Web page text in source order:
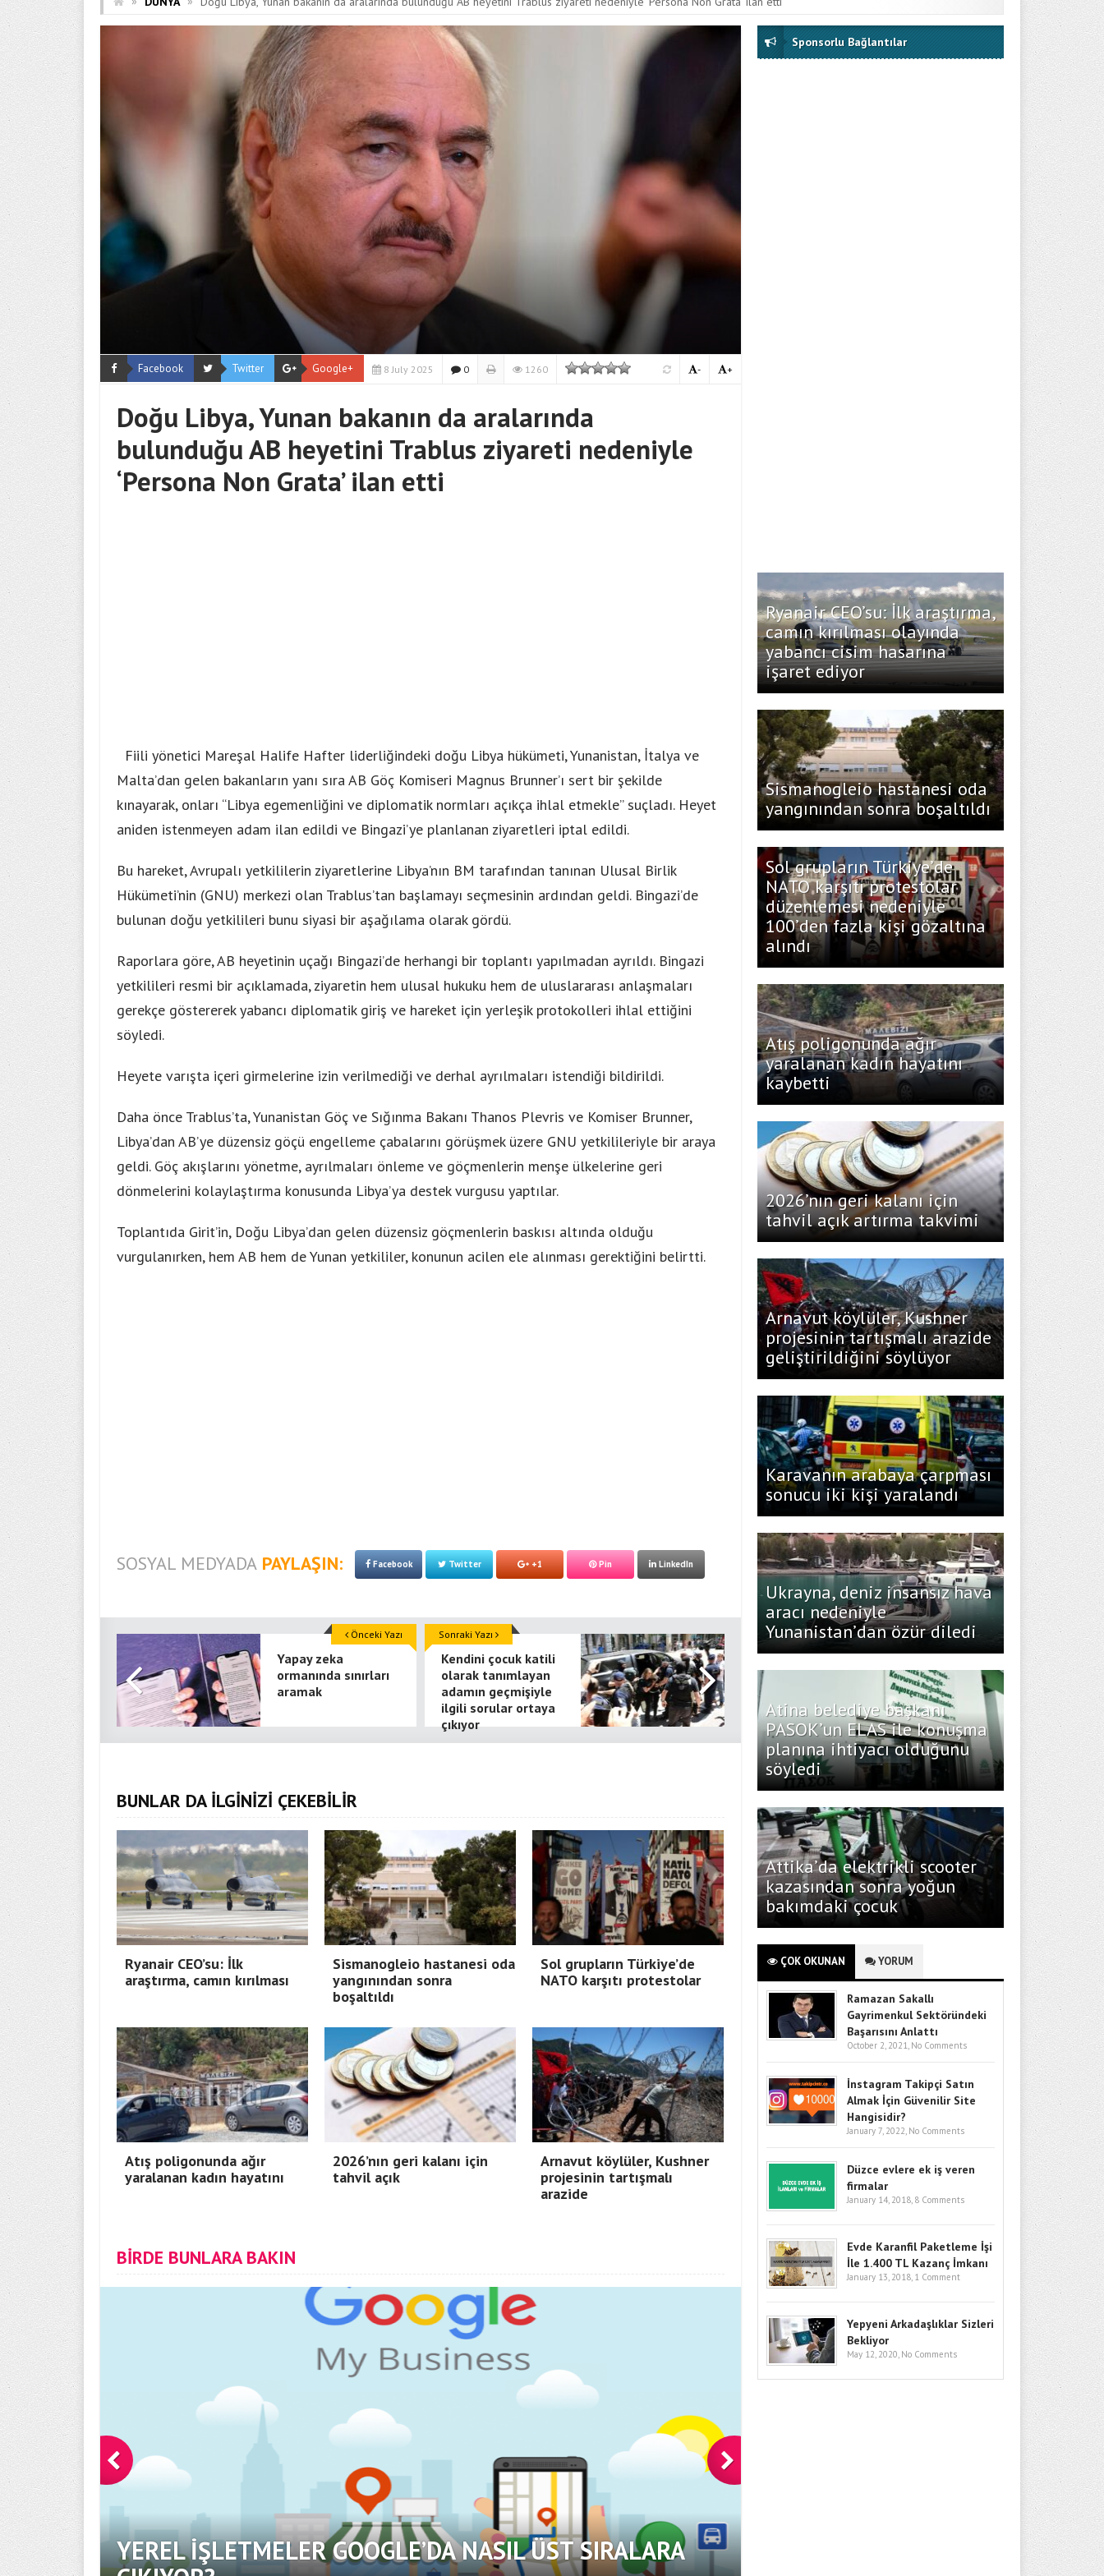
Facebook Twitter Google+ 8 July 2025 0 1260 +
-
Doğu Libya, Yunan bakanın da aralarında
bulunduğu AB heyetini Trablus ziyareti nedeniyle
‘Persona Non Grata’ ilan etti
Fiili yönetici Mareşal Halife Hafter liderliğindeki doğu Libya hükümeti, Yunanistan, İtalya ve
Malta’dan gelen bakanların yanı sıra AB Göç Komiseri Magnus Brunner’ı sert bir şekilde
kınayarak, onları “Libya egemenliğini ve diplomatik normları açıkça ihlal etmekle” suçladı. Heyet
aniden istenmeyen adam ilan edildi ve Bingazi’ye planlanan ziyaretleri iptal edildi.
Bu hareket, Avrupalı ​​yetkililerin ziyaretlerine Libya’nın BM tarafından tanınan Ulusal Birlik
Hükümeti’nin (GNU) merkezi olan Trablus’tan başlamayı seçmesinin ardından geldi. Bingazi’de
bulunan doğu yetkilileri bunu siyasi bir aşağılama olarak gördü.
Raporlara göre, AB heyetinin uçağı Bingazi’de herhangi bir toplantı yapılmadan ayrıldı. Bingazi
yetkilileri resmi bir açıklamada, ziyaretin hem ulusal hukuku hem de uluslararası anlaşmaları
gerekçe göstererek yabancı diplomatik giriş ve hareket için yerleşik protokolleri ihlal ettiğini
söyledi.
Heyete varışta içeri girmelerine izin verilmediği ve derhal ayrılmaları istendiği bildirildi.
Daha önce Trablus’ta, Yunanistan Göç ve Sığınma Bakanı Thanos Plevris ve Komiser Brunner,
Libya’dan AB’ye düzensiz göçü engelleme çabalarını görüşmek üzere GNU yetkilileriyle bir araya
geldi. Göç akışlarını yönetme, ayrılmaları önleme ve göçmenlerin menşe ülkelerine geri
dönmelerini kolaylaştırma konusunda Libya’ya destek vurgusu yaptılar.
Toplantıda Girit’in, Doğu Libya’dan gelen düzensiz göçmenlerin baskısı altında olduğu
vurgulanırken, hem AB hem de Yunan yetkililer, konunun acilen ele alınması gerektiğini belirtti.
SOSYAL MEDYADA PAYLAŞIN: Facebook Twitter +1 Pin LinkedIn
Yapay zeka
ormanında sınırları
aramak
Önceki Yazı
Kendini çocuk katili
olarak tanımlayan
adamın geçmişiyle
ilgili sorular ortaya
çıkıyor
Sonraki Yazı
BUNLAR DA İLGİNİZİ ÇEKEBİLİR
Ryanair CEO’su: İlk
araştırma, camın kırılması
Sismanogleio hastanesi oda
yangınından sonra
boşaltıldı
Sol grupların Türkiye’de
NATO karşıtı protestolar
Atış poligonunda ağır
yaralanan kadın hayatını
2026’nın geri kalanı için
tahvil açık
Arnavut köylüler, Kushner
projesinin tartışmalı
arazide
BİRDE BUNLARA BAKIN
YEREL İŞLETMELER GOOGLE’DA NASIL ÜST SIRALARA
BITCOIN’DE GÖZLER KRITIK
Sponsorlu Bağlantılar
Ryanair CEO’su: İlk araştırma,
camın kırılması olayında
yabancı cisim hasarına
işaret ediyor
Sismanogleio hastanesi oda
yangınından sonra boşaltıldı
Sol grupların Türkiye’de
NATO karşıtı protestolar
düzenlemesi nedeniyle
100’den fazla kişi gözaltına
alındı
Atış poligonunda ağır
yaralanan kadın hayatını
kaybetti
2026’nın geri kalanı için
tahvil açık artırma takvimi
Arnavut köylüler, Kushner
projesinin tartışmalı arazide
geliştirildiğini söylüyor
Karavanın arabaya çarpması
sonucu iki kişi yaralandı
Ukrayna, deniz insansız hava
aracı nedeniyle
Yunanistan’dan özür diledi
Atina belediye başkanı
PASOK’un ELAS ile konuşma
planına ihtiyacı olduğunu
söyledi
Attika’da elektrikli scooter
kazasından sonra yoğun
bakımdaki çocuk
ÇOK OKUNAN YORUM
Ramazan Sakallı
Gayrimenkul Sektöründeki
Başarısını Anlattı
October 2, 2021, No Comments
İnstagram Takipçi Satın
Almak İçin Güvenilir Site
Hangisidir?
January 7, 2022, No Comments
Düzce evlere ek iş veren
firmalar
January 14, 2018, 8 Comments
Evde Karanfil Paketleme İşi
İle 1.400 TL Kazanç İmkanı
January 13, 2018, 1 Comment
Yepyeni Arkadaşlıklar Sizleri
Bekliyor
May 12, 2020, No Comments